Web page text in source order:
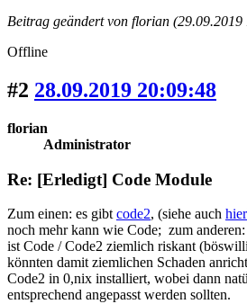
Beitrag geändert von florian
Offline
#2 28.09.2019 20:09:48
florian
Administrator
Re: [Erledigt] Code Module
Zum einen: es gibt code2, (siehe auch hier
noch mehr kann wie Code; zum
ist Code / Code2 ziemlich riskant
könnten damit ziemlichen Schaden
Code2 in 0,nix installiert, wobei dann
entsprechend angepasst werden sollten.